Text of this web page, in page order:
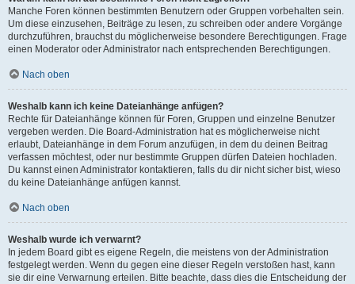
Manche Foren können bestimmten Benutzern oder Gruppen vorbehalten sein.
Um diese einzusehen, Beiträge zu lesen, zu schreiben oder andere Vorgänge
durchzuführen, brauchst du möglicherweise besondere Berechtigungen. Frage
einen Moderator oder Administrator nach entsprechenden Berechtigungen.
Nach oben
Weshalb kann ich keine Dateianhänge anfügen?
Rechte für Dateianhänge können für Foren, Gruppen und einzelne Benutzer
vergeben werden. Die Board-Administration hat es möglicherweise nicht
erlaubt, Dateianhänge in dem Forum anzufügen, in dem du deinen Beitrag
verfassen möchtest, oder nur bestimmte Gruppen dürfen Dateien hochladen.
Du kannst einen Administrator kontaktieren, falls du dir nicht sicher bist, wieso
du keine Dateianhänge anfügen kannst.
Nach oben
Weshalb wurde ich verwarnt?
In jedem Board gibt es eigene Regeln, die meistens von der Administration
festgelegt werden. Wenn du gegen eine dieser Regeln verstoßen hast, kann
sie dir eine Verwarnung erteilen. Bitte beachte, dass dies die Entscheidung der